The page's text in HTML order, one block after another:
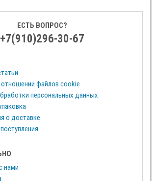
ЕСТЬ ВОПРОС?
+7(910)296-30-67
отношении файлов cookie
персональных данных
о доставке
нами